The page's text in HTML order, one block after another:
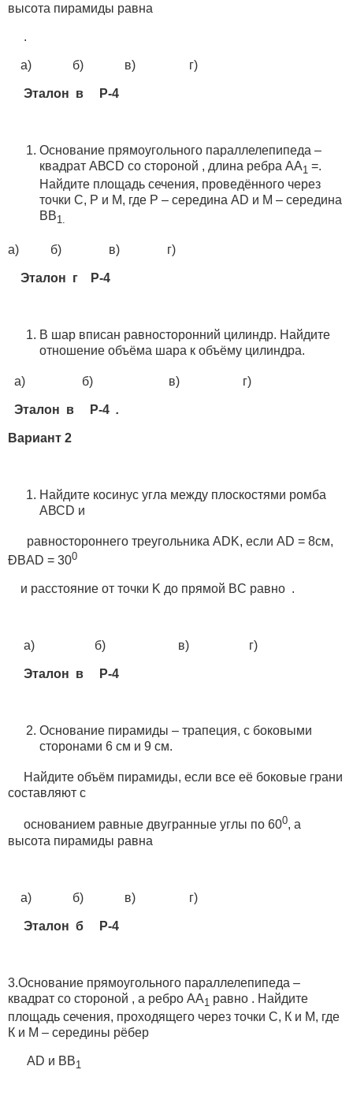
высота пирамиды равна
.
а) б) в) г)
Эталон в Р-4
Основание прямоугольного параллелепипеда –
квадрат АВСD со стороной , длина ребра АА1 =.
Найдите площадь сечения, проведённого через
точки С, Р и М, где Р – середина АD и М – середина
ВВ1.
а) б) в) г)
Эталон г Р-4
В шар вписан равносторонний цилиндр. Найдите
отношение объёма шара к объёму цилиндра.
а) б) в) г)
Эталон в Р-4 .
Вариант 2
Найдите косинус угла между плоскостями ромба
АВСD и
равностороннего треугольника АDK, если AD = 8см,
ÐBAD = 300
и расстояние от точки K до прямой ВC равно .
а) б) в) г)
Эталон в Р-4
Основание пирамиды – трапеция, с боковыми
сторонами 6 см и 9 см.
Найдите объём пирамиды, если все её боковые грани
составляют с
основанием равные двугранные углы по 600, а
высота пирамиды равна
а) б) в) г)
Эталон б Р-4
3.Основание прямоугольного параллелепипеда –
квадрат со стороной , а ребро АА1 равно . Найдите
площадь сечения, проходящего через точки С, К и М, где
К и М – середины рёбер
АD и ВВ1